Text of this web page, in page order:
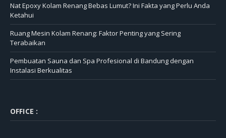
Nat Epoxy Kolam Renang Bebas Lumut? Ini Fakta yang Perlu Anda
Ketahui
Ruang Mesin Kolam Renang: Faktor Penting yang Sering
Terabaikan
Pembuatan Sauna dan Spa Profesional di Bandung dengan
Instalasi Berkualitas
OFFICE :